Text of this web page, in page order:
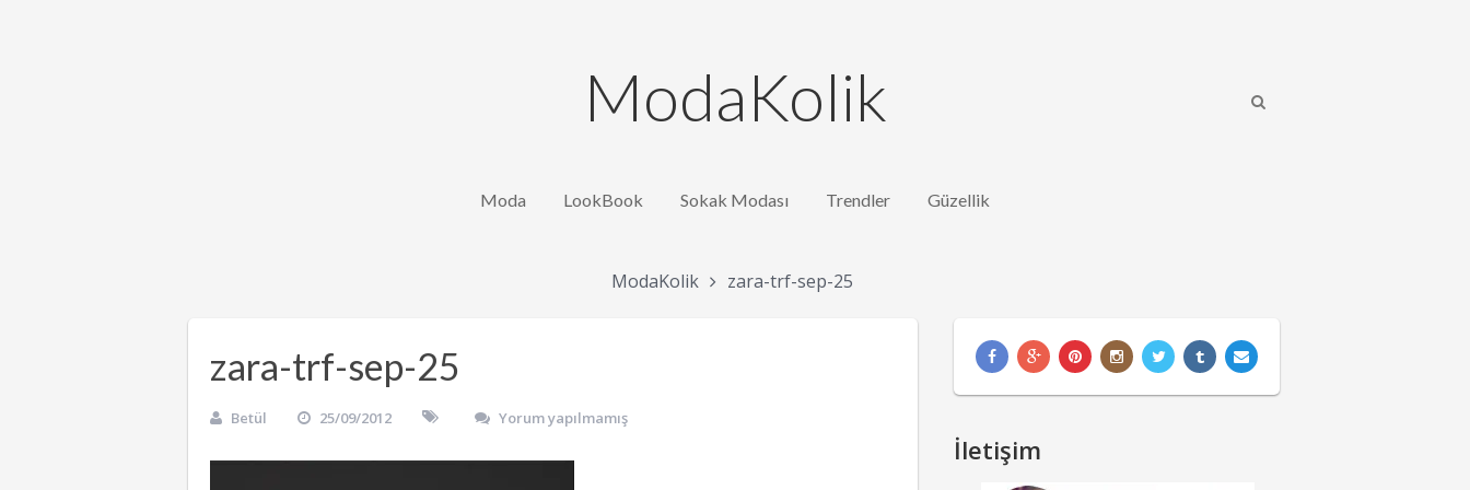
ModaKolik
Moda LookBook Sokak Modası Trendler Güzellik
ModaKolik zara-trf-sep-25
zara-trf-sep-25
Betül 25/09/2012 Yorum yapılmamış
İletişim